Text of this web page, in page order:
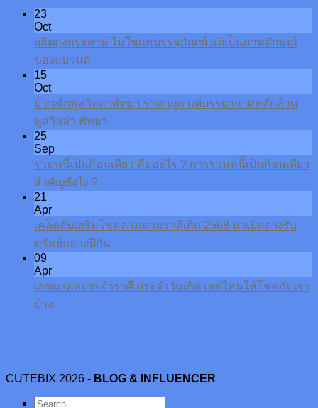
23
Oct
ผลิตถุงกระดาษ ไม่ใช่แค่บรรจุภัณฑ์ แต่เป็นภาพลักษณ์
ของแบรนด์
15
Oct
บ้านพักพูลวิลล่าพัทยา ราคาถูก แต่บรรยากาศหลักล้าน
พูลวิลล่า พัทยา
25
Sep
รวมหนี้เป็นก้อนเดียว คืออะไร ? การรวมหนี้เป็นก้อนเดียว
สำคัญยังไง ?
21
Apr
เคล็ดลับเสริมโชคลาภตามราศีเกิด 2568 มาเปิดดวงรับ
ทรัพย์กลางปีกัน
09
Apr
เลขมงคลประจำราศี ประจำวันเกิด เลขไหนให้โชคกับเรา
บ้าง
CUTEBIX 2026 - BLOG & INFLUENCER